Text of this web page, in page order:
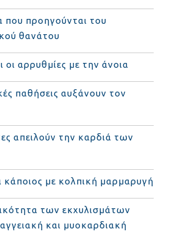
προηγούνται του
θανάτου
αρρυθμίες με την άνοια
παθήσεις αυξάνουν τον
απειλούν την καρδιά των
κάποιος με κολπική μαρμαρυγή
των εκχυλισμάτων
και μυοκαρδιακή